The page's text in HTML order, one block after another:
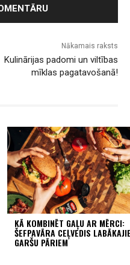
Nākamais raksts
Kulinārijas padomi un viltības
mīklas pagatavošanā!
KĀ KOMBINĒT GAĻU AR MĒRCI:
ŠEFPAVĀRA CEĻVEDIS
GARŠU PĀRIEM